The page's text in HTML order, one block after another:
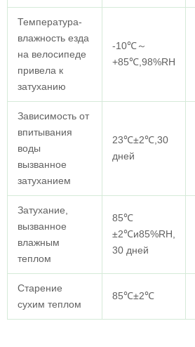
Температура-
влажность езда
на велосипеде
привела к
затуханию
-10℃～
+85℃,98%RH
Зависимость от
впитывания
воды
вызванное
затуханием
23℃±2℃,30
дней
Затухание,
вызванное
влажным
теплом
85℃
±2℃и85%RH,
30 дней
Старение
сухим теплом
85℃±2℃